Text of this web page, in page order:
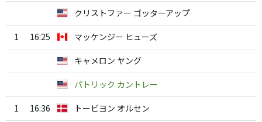
クリストファー ゴッターアップ
1 16:25 マッケンジー ヒューズ
キャメロン ヤング
パトリック カントレー
1 16:36 トービヨン オルセン